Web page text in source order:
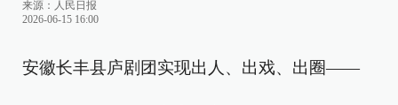
来源： 人民日报
2026-06-15 16:00
安徽长丰县庐剧团实现出人、出戏、出圈——